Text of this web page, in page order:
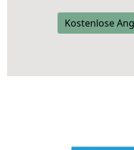
Kostenlose